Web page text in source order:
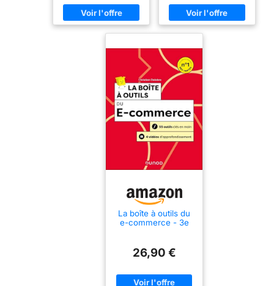
La boîte à outils du
e-commerce - 3e
d'approfondissemen
t
26,90 €